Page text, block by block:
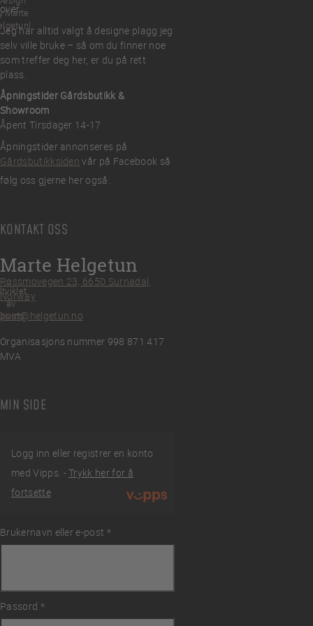
over.
Jeg har alltid valgt å designe plagg jeg
selv ville bruke – så om du finner noe
som treffer deg her, er du på rett
plass.
Åpningstider Gårdsbutikk &
Showroom
Åpent Tirsdager 14-17
Åpningstider annonseres på
Gårdsbutikksiden vår på Facebook så
følg oss gjerne her også.
KONTAKT OSS
Marte Helgetun
Røssmovegen 23, 6650 Surnadal,
Norway
post@helgetun.no
Organisasjons nummer 998 871 417
MVA
MIN SIDE
Logg inn eller registrer en konto
med Vipps. -Trykk her for å
fortsette
Brukernavn eller e-post *
Påkrevd
Passord *
Påkrevd
Marte
av